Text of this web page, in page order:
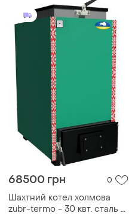
68500 грн 0
Шахтний котел холмова
zubr-termo - 30 квт. сталь 5